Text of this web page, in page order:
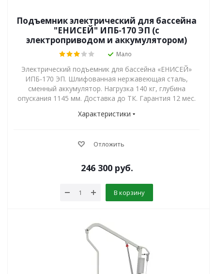
Подъемник электрический для бассейна
"ЕНИСЕЙ" ИПБ-170 ЭП (с
электроприводом и аккумулятором)
Мало
Электрический подъемник для бассейна «ЕНИСЕЙ»
ИПБ-170 ЭП. Шлифованная нержавеющая сталь,
сменный аккумулятор. Нагрузка 140 кг, глубина
опускания 1145 мм. Доставка до ТК. Гарантия 12 мес.
Характеристики
Отложить
246 300руб.
В корзину